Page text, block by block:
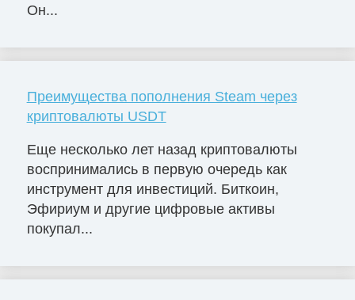
Он...
Преимущества пополнения Steam через
криптовалюты USDT
Еще несколько лет назад криптовалюты
воспринимались в первую очередь как
инструмент для инвестиций. Биткоин,
Эфириум и другие цифровые активы
покупал...